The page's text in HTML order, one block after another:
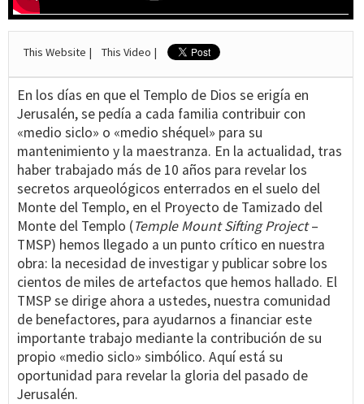
This Website | This Video |
En los días en que el Templo de Dios se erigía en
Jerusalén, se pedía a cada familia contribuir con
«medio siclo» o «medio shéquel» para su
mantenimiento y la maestranza. En la actualidad, tras
haber trabajado más de 10 años para revelar los
secretos arqueológicos enterrados en el suelo del
Monte del Templo, en el Proyecto de Tamizado del
Monte del Templo (Temple Mount Sifting Project–
TMSP) hemos llegado a un punto crítico en nuestra
obra: la necesidad de investigar y publicar sobre los
cientos de miles de artefactos que hemos hallado. El
TMSP se dirige ahora a ustedes, nuestra comunidad
de benefactores, para ayudarnos a financiar este
importante trabajo mediante la contribución de su
propio «medio siclo» simbólico. Aquí está su
oportunidad para revelar la gloria del pasado de
Jerusalén.